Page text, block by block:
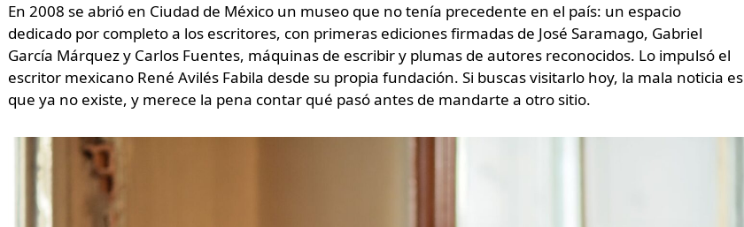
En 2008 se abrió en Ciudad de México un museo que no tenía precedente en el país: un espacio
dedicado por completo a los escritores, con primeras ediciones firmadas de José Saramago, Gabriel
García Márquez y Carlos Fuentes, máquinas de escribir y plumas de autores reconocidos. Lo impulsó el
escritor mexicano René Avilés Fabila desde su propia fundación. Si buscas visitarlo hoy, la mala noticia es
que ya no existe, y merece la pena contar qué pasó antes de mandarte a otro sitio.